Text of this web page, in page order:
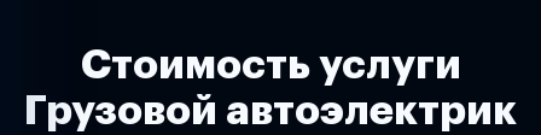
Стоимость услуги
Грузовой автоэлектрик